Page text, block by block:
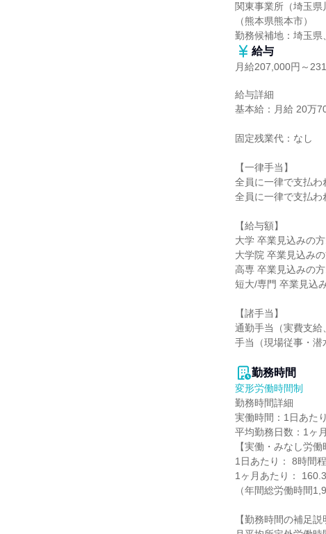
関東事業所（埼玉
（熊本県熊本市）
勤務候補地：埼玉県
給与
月給207,000円～
給与詳細
基本給：月給 20万
固定残業代：なし
【一律手当】
全員に一律で支払わ
全員に一律で支払わ
【給与額】
大学 卒業見込みの
大学院 卒業見込み
高専 卒業見込みの
短大/専門 卒業見込
【諸手当】
通勤手当（実費支
手当（現場従事・潜
勤務時間
変形労働時間制
勤務時間詳細
実働時間：1日あた
平均勤務日数：1ヶ
【実働・みなし労働
1日あたり： 8時間
1ヶ月あたり：
（年間総労働時間
【勤務時間の補足説